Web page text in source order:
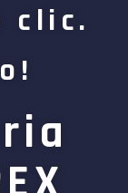
clic.